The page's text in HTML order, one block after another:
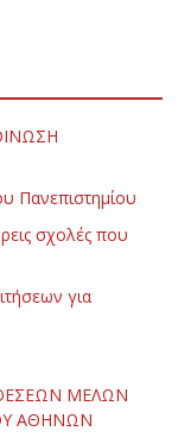
Πανεπιστημίου
σχολές που
για
ΜΕΛΩΝ
ΑΘΗΝΩΝ